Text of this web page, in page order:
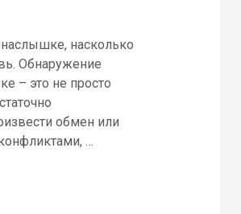
насколько
Обнаружение
– это не просто
обмен или
…